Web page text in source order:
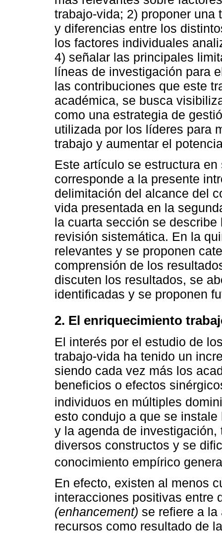
trabajo-vida; 2) proponer
y diferencias entre los
los factores individuales
4) señalar las principales
líneas de investigación para
las contribuciones que este
académica, se busca
como una estrategia de
utilizada por los líderes para
trabajo y aumentar el
Este artículo se estructura
corresponde a la presente
delimitación del alcance del
vida presentada en la
la cuarta sección se
revisión sistemática. En la
relevantes y se proponen
comprensión de los
discuten los resultados, se
identificadas y se proponen
2. El enriquecimiento
El interés por el estudio de
trabajo-vida ha tenido un
siendo cada vez más los
beneficios o efectos
individuos en múltiples
esto condujo a que se
y la agenda de
diversos constructos y se
conocimiento empírico
En efecto, existen al menos
interacciones positivas entre
(enhancement) se refiere a
recursos como resultado de